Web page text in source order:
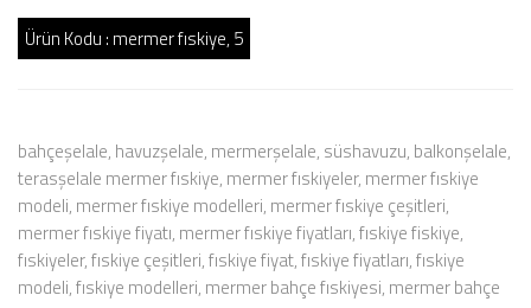
Ürün Kodu : mermer fıskiye, 5
bahçeşelale, havuzşelale, mermerşelale, süshavuzu, balkonşelale,
terasşelale mermer fıskiye, mermer fıskiyeler, mermer fıskiye
modeli, mermer fıskiye modelleri, mermer fıskiye çeşitleri,
mermer fıskiye fiyatı, mermer fıskiye fiyatları, fıskiye fiskiye,
fıskiyeler, fıskiye çeşitleri, fıskiye fiyat, fıskiye fiyatları, fıskiye
modeli, fıskiye modelleri, mermer bahçe fıskiyesi, mermer bahçe